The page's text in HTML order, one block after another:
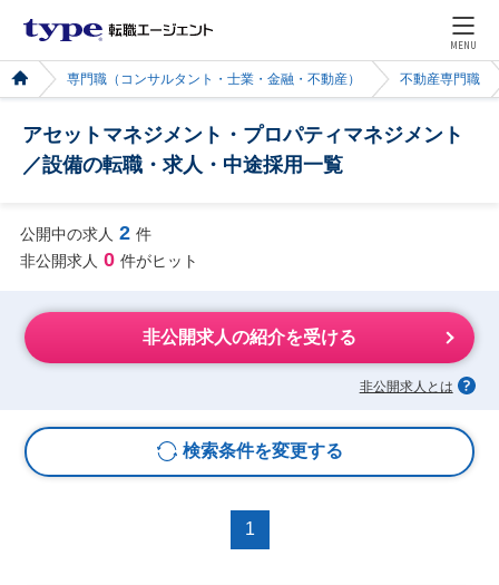
MENU
専門職（コンサルタント・士業・金融・不動産） 不動産専門職
アセットマネジメント・プロパティマネジメント
／設備の転職・求人・中途採用一覧
公開中の求人 2 件
非公開求人 0 件がヒット
非公開求人の紹介を受ける
非公開求人とは
検索条件を変更する
1